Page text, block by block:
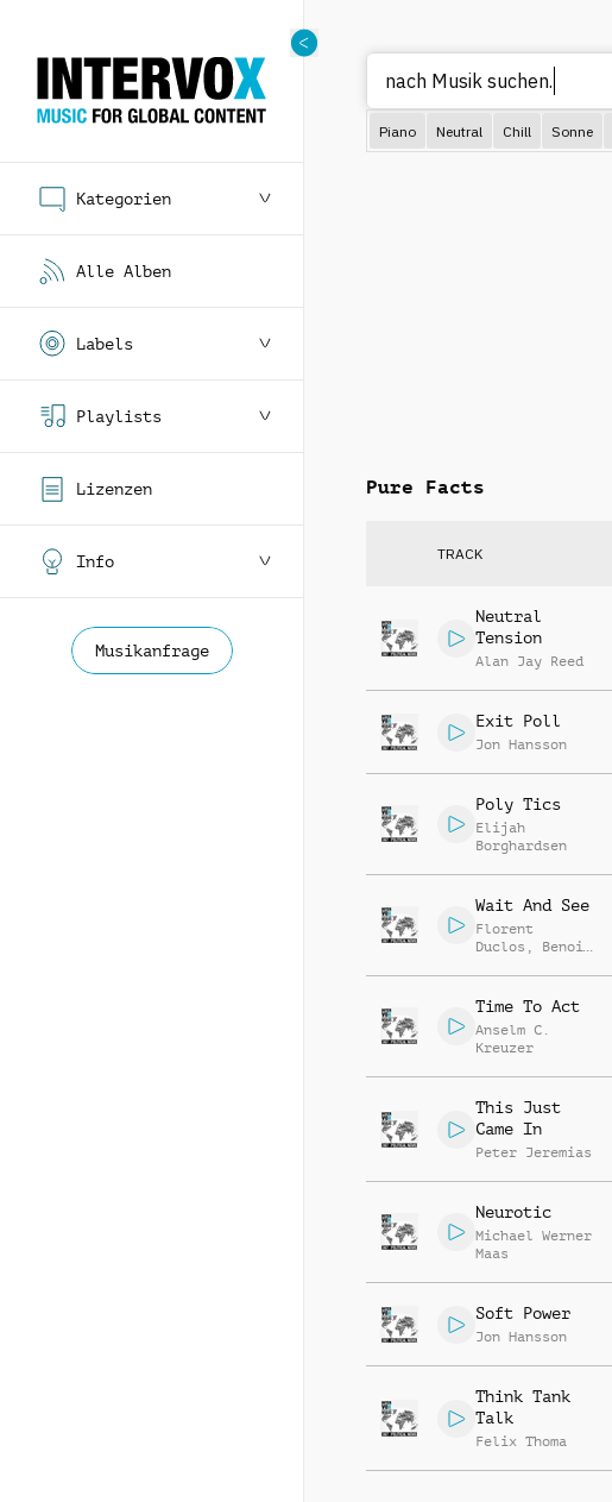
Kategorien
Alle Alben
Labels
Playlists
Lizenzen
Info
Musikanfrage
Piano Neutral Chill Sonne
Pure Facts
TRACK
Neutral
Tension
Alan Jay Reed
Exit Poll
Jon Hansson
Poly Tics
Elijah
Borghardsen
Wait And See
Florent
Duclos , Benoit
Time To Act
Anselm C.
Kreuzer
This Just
Came In
Peter Jeremias
Neurotic
Michael Werner
Maas
Soft Power
Jon Hansson
Think Tank
Talk
Felix Thoma